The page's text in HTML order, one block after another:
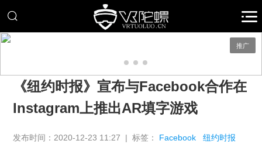
推广
《纽约时报》宣布与Facebook合作在
Instagram上推出AR填字游戏
发布时间：2020-12-23 11:27 | 标签： Facebook 纽约时报